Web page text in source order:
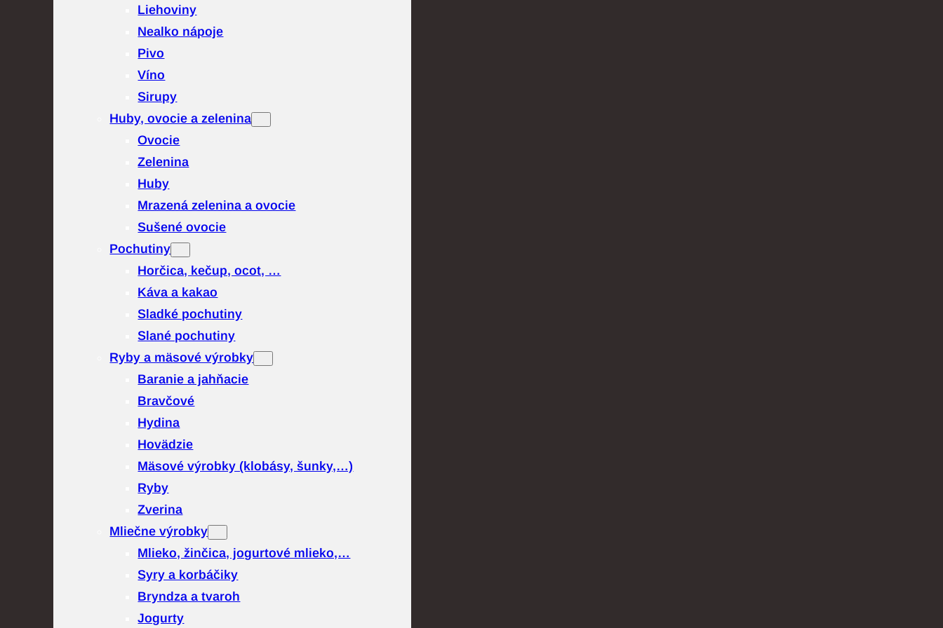
Liehoviny
Nealko nápoje
Pivo
Víno
Sirupy
Huby, ovocie a zelenina
Ovocie
Zelenina
Huby
Mrazená zelenina a ovocie
Sušené ovocie
Pochutiny
Horčica, kečup, ocot, …
Káva a kakao
Sladké pochutiny
Slané pochutiny
Ryby a mäsové výrobky
Baranie a jahňacie
Bravčové
Hydina
Hovädzie
Mäsové výrobky (klobásy, šunky,…)
Ryby
Zverina
Mliečne výrobky
Mlieko, žinčica, jogurtové mlieko,…
Syry a korbáčiky
Bryndza a tvaroh
Jogurty